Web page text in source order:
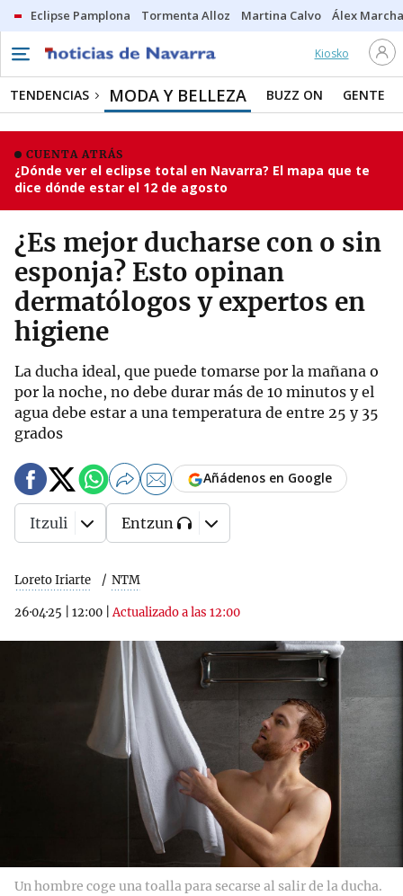
Eclipse Pamplona Tormenta Alloz Martina Calvo Álex
Kiosko
TENDENCIAS MODA Y BELLEZA BUZZ ON GENTE
CUENTA ATRÁS
¿Dónde ver el eclipse total en Navarra? El mapa que te
dice dónde estar el 12 de agosto
¿Es mejor ducharse con o sin
esponja? Esto opinan
dermatólogos y expertos en
higiene
La ducha ideal, que puede tomarse por la mañana o
por la noche, no debe durar más de 10 minutos y el
agua debe estar a una temperatura de entre 25 y 35
grados
Loreto Iriarte NTM
26·04·25 12:00 |Actualizado a las 12:00
Añádenos en Google
Itzuli Entzun
Un hombre coge una toalla para secarse al salir de la ducha.